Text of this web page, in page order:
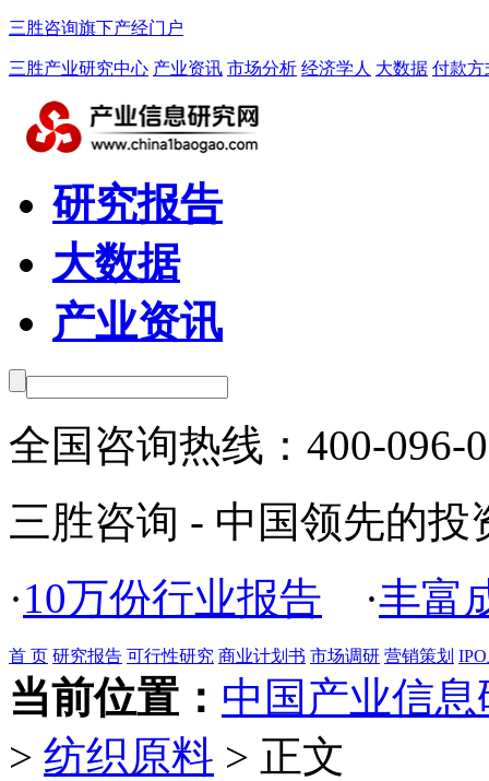
三胜咨询旗下产经门户
三胜产业研究中心 产业资讯 市场分析 经济学人 大数据 付款方
研究报告
大数据
产业资讯
全国咨询热线： 400-096-
三胜咨询 - 中国领先的投
·10万份行业报告 ·丰富
首 页 研究报告 可行性研究 商业计划书 市场调研 营销策划
当前位置： 中国产业信
> 纺织原料 > 正文